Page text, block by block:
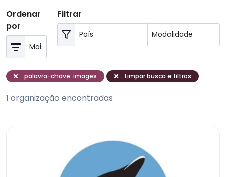
Ordenar
por
Filtrar
palavra-chave: images Limpar busca e filtros
1 organização encontradas